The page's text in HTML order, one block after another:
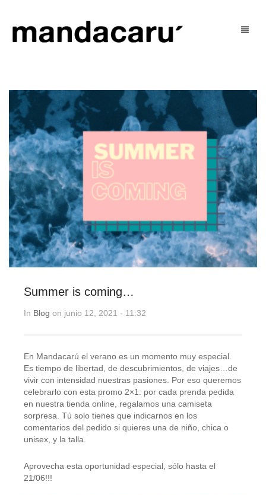
mujer
hombre
niñ@s
outlet
Blog
U’ Social
U’ Justo
Contacto
Mi Cuenta
0
Cart
Summer is coming…
In Blog on junio 12, 2021 - 11:32
En Mandacarú el verano es un momento muy especial.
Es tiempo de libertad, de descubrimientos, de viajes…de
vivir con intensidad nuestras pasiones. Por eso queremos
celebrarlo con esta promo 2×1: por cada prenda pedida
en nuestra tienda online, regalamos una camiseta
sorpresa. Tú solo tienes que indicarnos en los
comentarios del pedido si quieres una de niño, chica o
unisex, y la talla.
Aprovecha esta oportunidad especial, sólo hasta el
21/06!!!